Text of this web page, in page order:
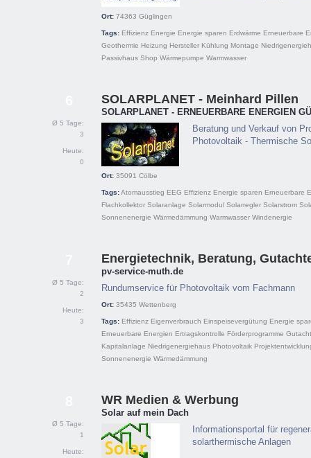
Ort: 74363 Güglingen
Tags: Effizienz Energie Energie sparen Erdwärme Erneuerbare
Geothermie Heizung Hersteller Kühlung Montage
Passivhaus Shop Wärmepumpe Warmwasser
Ø 5 Tage:
3
Heute:
0
SOLARPLANET - Meinhard Pillen
SOLARPLANET - ERNEUERBARE ENERGIEN
Beratung und Verkauf von
Photovoltaik - Thermische
Ort: 35091 Cölbe
Tags:Atomausstieg EEG Effizienz Energie sparen Erneuerbare
Flachkollektor Solaranlage Solarmodul Solarregler Solarstrom
Sonnenenergie Wärmedämmung Warmwasser Windenergie
Ø 5 Tage:
2
Heute:
3
Energietechnik, Beratung,
pv-service-muth.de
Rundumservice für Photovoltaik vom Fachmann
Ort: 35435 Wettenberg
Tags: Effizienz Eigenverbrauch Einspeisevergütung Energie
Erneuerbare Energien Ertragskontrolle Förderprogramme
Kapitalanlage Niedrigenergiehaus Photovoltaik
Sonnenenergie Wärmedämmung
Ø 5 Tage:
1
Heute:
WR Medien & Werbung
Solar auf mein Dach
Informationsportal für
solarthermische Anlagen